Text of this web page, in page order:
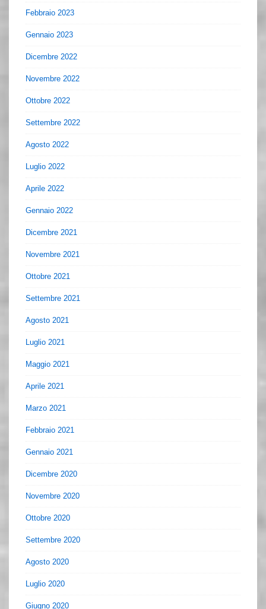
Febbraio 2023
Gennaio 2023
Dicembre 2022
Novembre 2022
Ottobre 2022
Settembre 2022
Agosto 2022
Luglio 2022
Aprile 2022
Gennaio 2022
Dicembre 2021
Novembre 2021
Ottobre 2021
Settembre 2021
Agosto 2021
Luglio 2021
Maggio 2021
Aprile 2021
Marzo 2021
Febbraio 2021
Gennaio 2021
Dicembre 2020
Novembre 2020
Ottobre 2020
Settembre 2020
Agosto 2020
Luglio 2020
Giugno 2020